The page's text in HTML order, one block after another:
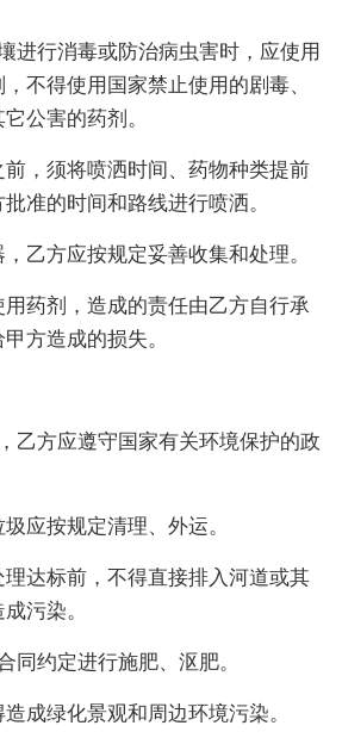
进行消毒或防治病虫害时，应使用
不得使用国家禁止使用的剧毒、
公害的药剂。
，须将喷洒时间、药物种类提前
准的时间和路线进行喷洒。
乙方应按规定妥善收集和处理。
药剂，造成的责任由乙方自行承
方造成的损失。
乙方应遵守国家有关环境保护的政
应按规定清理、外运。
达标前，不得直接排入河道或其
污染。
同约定进行施肥、沤肥。
成绿化景观和周边环境污染。